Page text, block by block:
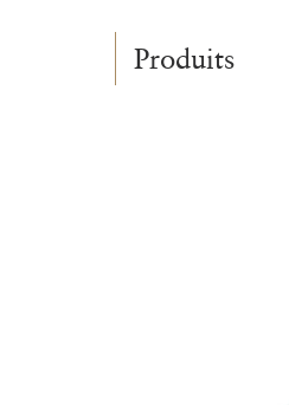
Produits